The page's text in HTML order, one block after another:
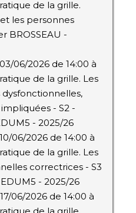
de la grille.
les personnes
BROSSEAU -
06/2026 de 14:00 à
de la grille. Les
- S2 -
- 2025/26
06/2026 de 14:00 à
de la grille. Les
correctrices - S3
- 2025/26
06/2026 de 14:00 à